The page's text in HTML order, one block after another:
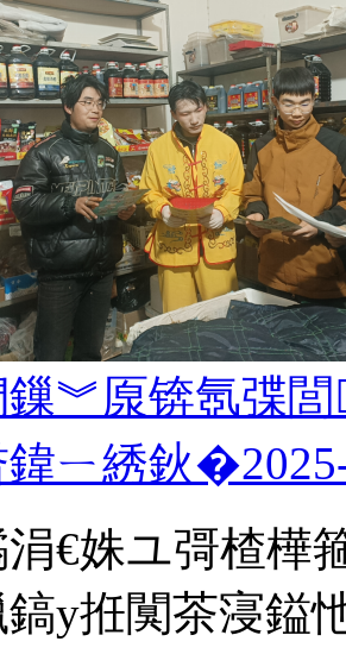
︾厡锛氬弽
鍏ㄧ綉鈥�
€姝ユ彁楂樺
у拰闃茶寖鎰